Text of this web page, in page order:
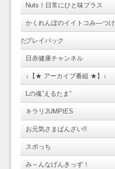
Nuts！日常にひと味プラス
かくれんぼのイイトコみ―つけ
たプレイバック
日赤健康チャンネル
↓【★ アーカイブ番組 ★】↓
Lの魂”えるたま”
キラリJUMPIES
お元気さまばんざい!!
スポっち
み～んなげんきっず！